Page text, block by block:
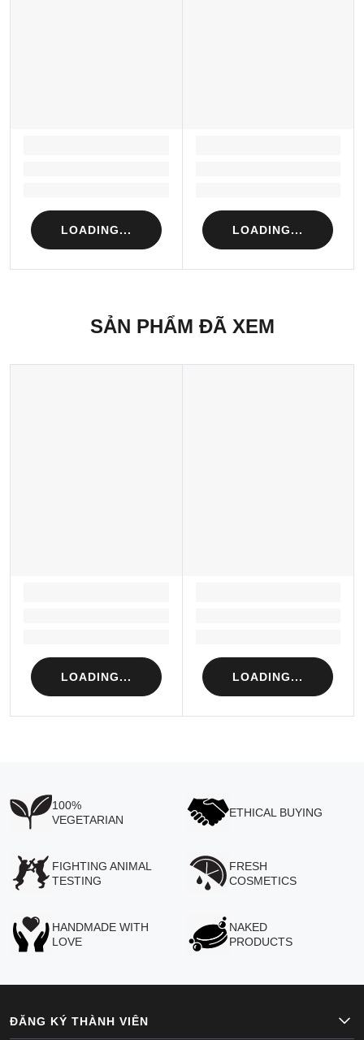
LOADING... LOADING...
SẢN PHẨM ĐÃ XEM
LOADING... LOADING...
100%
VEGETARIAN
ETHICAL BUYING
FIGHTING ANIMAL
TESTING
FRESH
COSMETICS
HANDMADE WITH
LOVE
NAKED
PRODUCTS
ĐĂNG KÝ THÀNH VIÊN